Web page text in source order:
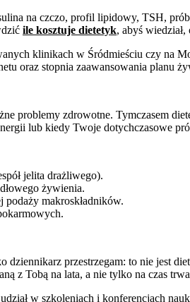
na czczo, profil lipidowy, TSH,
ile kosztuje dietetyk, abyś
klinikach w Śródmieściu czy na
oraz stopnia zaawansowania planu
problemy zdrowotne. Tymczasem
lub kiedy Twoje dotychczasowe
jelita drażliwego).
żywienia.
makroskładników.
przestrzegam: to nie jest
z Tobą na lata, a nie tylko na czas
w szkoleniach i konferencjach